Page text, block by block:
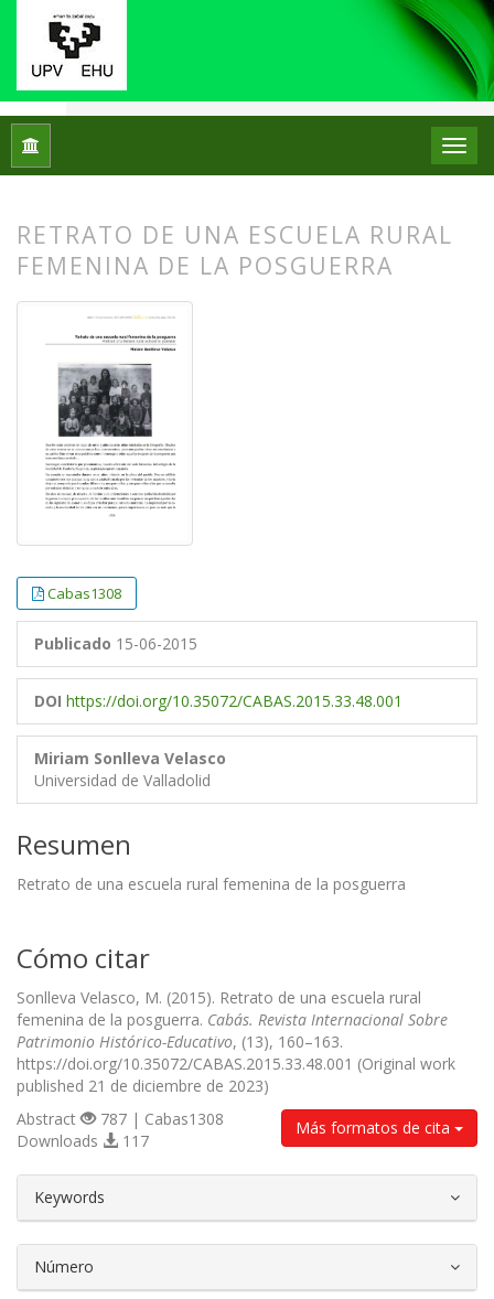
Inicio Fotos con historia
RETRATO DE UNA ESCUELA RURAL
FEMENINA DE LA POSGUERRA
Cabas1308
Publicado 15-06-2015
DOI https://doi.org/10.35072/CABAS.2015.33.48.001
Miriam Sonlleva Velasco
Universidad de Valladolid
Resumen
Retrato de una escuela rural femenina de la posguerra
Cómo citar
Sonlleva Velasco, M. (2015). Retrato de una escuela rural
femenina de la posguerra. Cabás. Revista Internacional Sobre
Patrimonio Histórico-Educativo, (13), 160–163.
https://doi.org/10.35072/CABAS.2015.33.48.001 (Original work
published 21 de diciembre de 2023)
Más formatos de cita
Abstract
787 | Cabas1308
Downloads
117
Keywords
Número